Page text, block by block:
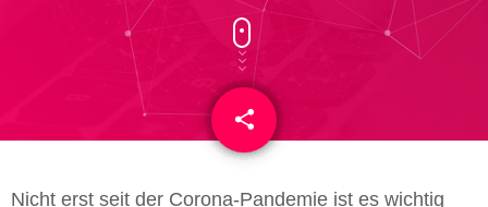
share
email
Nicht erst seit der Corona-Pandemie ist es wichtig